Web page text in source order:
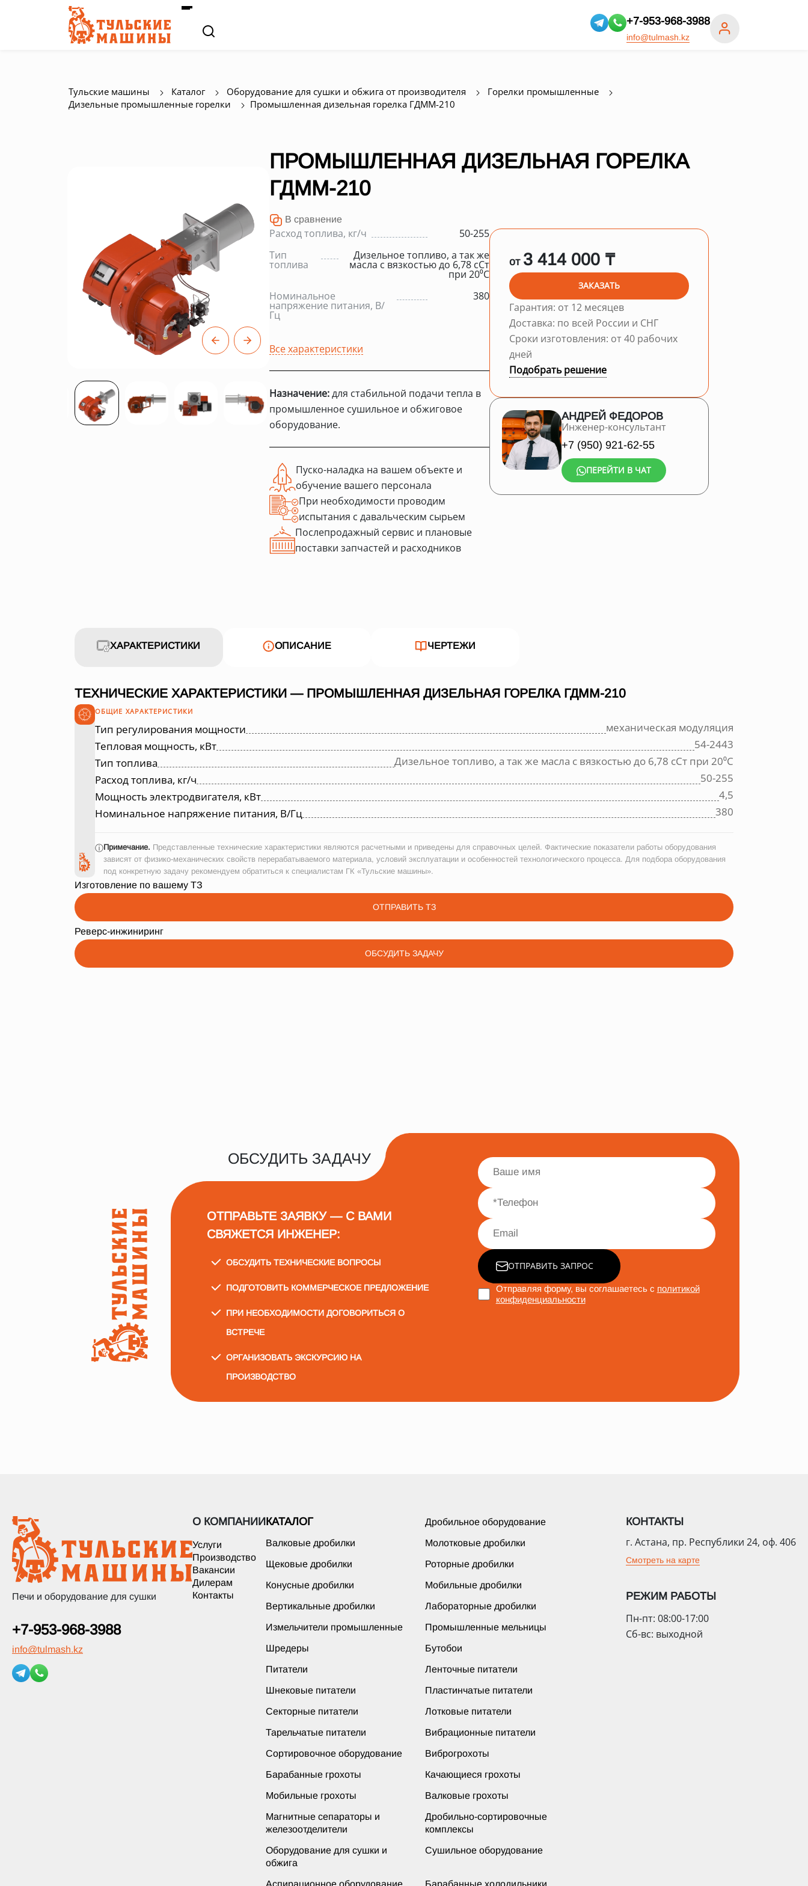
+7-953-968-3988
info@tulmash.kz
Тульские машины Каталог Оборудование для сушки и обжига от производителя
Горелки промышленные
Дизельные промышленные горелки
Промышленная дизельная горелка ГДММ-210
ПРОМЫШЛЕННАЯ ДИЗЕЛЬНАЯ ГОРЕЛКА
ГДММ-210
В сравнение
Расход топлива, кг/ч
50-255
Тип
топлива
Дизельное топливо, а так же
масла с вязкостью до 6,78 сСт
при 20⁰С
Номинальное
напряжение питания, В/
Гц
380
Все характеристики
Назначение:для стабильной подачи тепла в
промышленное сушильное и обжиговое
оборудование.
Пуско-наладка на вашем объекте и
обучение вашего персонала
При необходимости проводим
испытания с давальческим сырьем
Послепродажный сервис и плановые
поставки запчастей и расходников
от 3 414 000 ₸
ЗАКАЗАТЬ
Гарантия: от 12 месяцев
Доставка: по всей России и СНГ
Сроки изготовления: от 40 рабочих
дней
Подобрать решение
АНДРЕЙ ФЕДОРОВ
Инженер-консультант
+7 (950) 921-62-55
ПЕРЕЙТИ В ЧАТ
ХАРАКТЕРИСТИКИ ОПИСАНИЕ ЧЕРТЕЖИ
ТЕХНИЧЕСКИЕ ХАРАКТЕРИСТИКИ — ПРОМЫШЛЕННАЯ ДИЗЕЛЬНАЯ ГОРЕЛКА ГДММ-210
ОБЩИЕ ХАРАКТЕРИСТИКИ
Тип регулирования мощности
механическая модуляция
Тепловая мощность, кВт
54-2443
Тип топлива
Дизельное топливо, а так же масла с вязкостью до 6,78 сСт при 20⁰С
Расход топлива, кг/ч
50-255
Мощность электродвигателя, кВт
4,5
Номинальное напряжение питания, В/Гц
380
ⓘПримечание. Представленные технические характеристики являются расчетными и приведены для справочных целей. Фактические показатели работы оборудования
зависят от физико-механических свойств перерабатываемого материала, условий эксплуатации и особенностей технологического процесса. Для подбора оборудования
под конкретную задачу рекомендуем обратиться к специалистам ГК «Тульские машины».
Изготовление по вашему ТЗ
ОТПРАВИТЬ ТЗ
Реверс-инжиниринг
ОБСУДИТЬ ЗАДАЧУ
ОБСУДИТЬ ЗАДАЧУ
ОТПРАВЬТЕ ЗАЯВКУ — С ВАМИ
СВЯЖЕТСЯ ИНЖЕНЕР:
ОБСУДИТЬ ТЕХНИЧЕСКИЕ ВОПРОСЫ
ПОДГОТОВИТЬ КОММЕРЧЕСКОЕ ПРЕДЛОЖЕНИЕ
ПРИ НЕОБХОДИМОСТИ ДОГОВОРИТЬСЯ О
ВСТРЕЧЕ
ОРГАНИЗОВАТЬ ЭКСКУРСИЮ НА
ПРОИЗВОДСТВО
ОТПРАВИТЬ ЗАПРОС
Отправляя форму, вы соглашаетесь с политикой
конфиденциальности
Печи и оборудование для сушки
+7-953-968-3988
info@tulmash.kz
О КОМПАНИИ
Услуги
Производство
Вакансии
Дилерам
Контакты
КАТАЛОГ Дробильное оборудование
Валковые дробилки Молотковые дробилки
Щековые дробилки Роторные дробилки
Конусные дробилки Мобильные дробилки
Вертикальные дробилки Лабораторные дробилки
Измельчители промышленные Промышленные мельницы
Шредеры Бутобои
Питатели Ленточные питатели
Шнековые питатели Пластинчатые питатели
Секторные питатели Лотковые питатели
Тарельчатые питатели Вибрационные питатели
Сортировочное оборудование Виброгрохоты
Барабанные грохоты Качающиеся грохоты
Мобильные грохоты Валковые грохоты
Магнитные сепараторы и
железоотделители
Дробильно-сортировочные
комплексы
Оборудование для сушки и
обжига
Сушильное оборудование
Аспирационное оборудование Барабанные холодильники
КОНТАКТЫ
г. Астана, пр. Республики 24, оф. 406
Смотреть на карте
РЕЖИМ РАБОТЫ
Пн-пт: 08:00-17:00
Сб-вс: выходной